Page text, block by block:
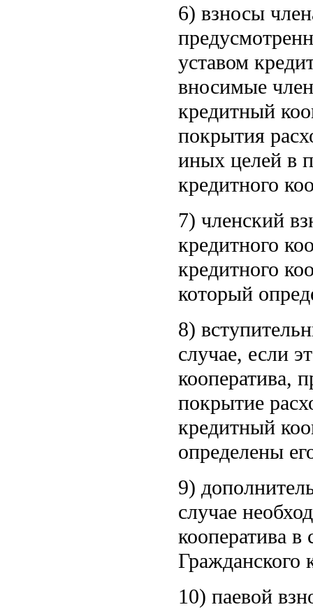
6) взносы
уставом
вносимые
кредитный
покрытия
иных целей в
кредитного
7) членский
кредитного
кредитного
который
8)
случае, если
кооператива,
покрытие
кредитный
определены
9)
случае
кооператива в
Гражданского
10) паевой